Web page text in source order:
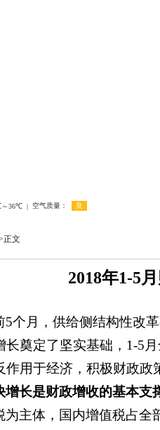
正文
2018年1-5
5个月，供给侧结构性改
奠定了坚实基础，1-5
作用于经济，积极财政
增长是财政增收的基本支
为主体，国内增值税占